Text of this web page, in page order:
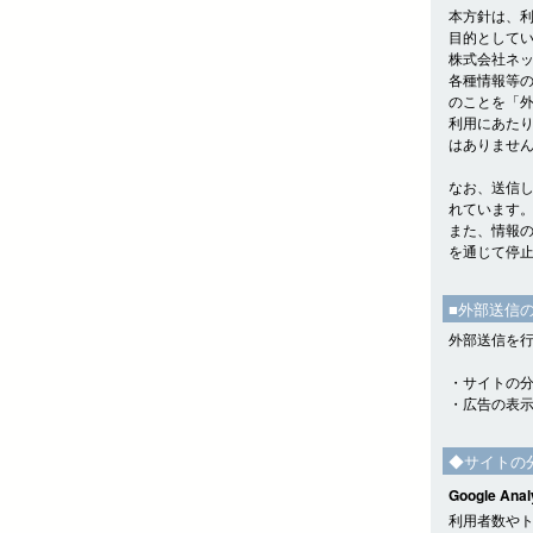
本方針は、
目的として
株式会社ネ
各種情報等
のことを「
利用にあた
はありませ
なお、送信
れています。
また、情報
を通じて停
■外部送信
外部送信を
・サイトの
・広告の表示
◆サイトの
Google
利用者数や